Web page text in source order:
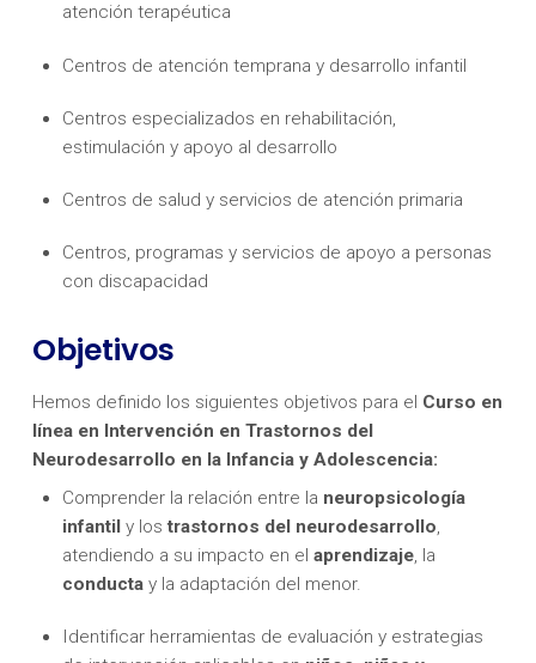
atención terapéutica
Centros de atención temprana y desarrollo infantil
Centros especializados en rehabilitación,
estimulación y apoyo al desarrollo
Centros de salud y servicios de atención primaria
Centros, programas y servicios de apoyo a personas
con discapacidad
Objetivos
Hemos definido los siguientes objetivos para el Curso en
línea en Intervención en Trastornos del
Neurodesarrollo en la Infancia y Adolescencia:
Comprender la relación entre la neuropsicología
infantil y los trastornos del neurodesarrollo,
atendiendo a su impacto en elaprendizaje, la
conducta y la adaptación del menor.
Identificar herramientas de evaluación y estrategias